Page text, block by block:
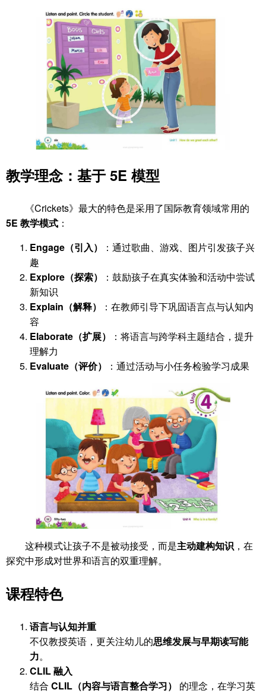
教学理念：基于 5E 模型
《Crickets》最大的特色是采用了国际教育领域常用的
5E 教学模式 ：
Engage（引入）
：通过歌曲、游戏、图片引发孩子兴
趣
Explore（探索）
：鼓励孩子在真实体验和活动中尝试
新知识
Explain（解释）
：在教师引导下巩固语言点与认知内
容
Elaborate（扩展）
：将语言与跨学科主题结合，提升
理解力
Evaluate（评价）
：通过活动与小任务检验学习成果
这种模式让孩子不是被动接受，而是主动建构知识 ，在
探究中形成对世界和语言的双重理解。
课程特色
语言与认知并重
不仅教授英语，更关注幼儿的思维发展与早期读写能
力。
CLIL 融入
结合 CLIL（内容与语言整合学习） 的理念，在学习英